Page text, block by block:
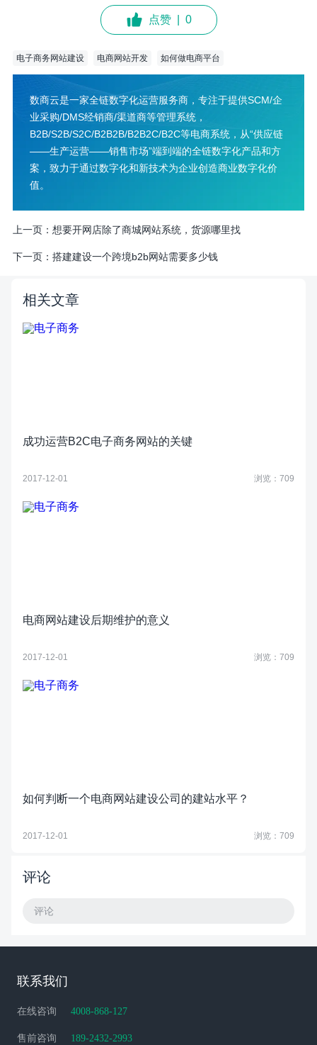
点赞 0
电子商务网站建设 电商网站开发 如何做电商平台
数商云是一家全链数字化运营服务商，专注于提供SCM/企
业采购/DMS经销商/渠道商等管理系统，
B2B/S2B/S2C/B2B2B/B2B2C/B2C等电商系统，从“供应链
——生产运营——销售市场”端到端的全链数字化产品和方
案，致力于通过数字化和新技术为企业创造商业数字化价
值。
上一页： 想要开网店除了商城网站系统，货源哪里找
下一页： 搭建建设一个跨境b2b网站需要多少钱
相关文章
成功运营B2C电子商务网站的关键
2017-12-01 浏览：709
电商网站建设后期维护的意义
2017-12-01 浏览：709
如何判断一个电商网站建设公司的建站水平？
2017-12-01 浏览：709
评论
评论
联系我们
在线咨询 4008-868-127
售前咨询 189-2432-2993